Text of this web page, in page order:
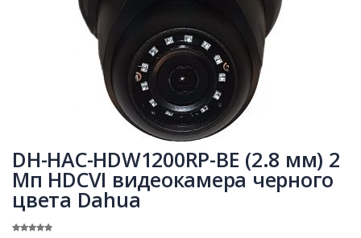
DH-HAC-HDW1200RP-BE (2.8 мм) 2
Мп HDCVI видеокамера черного
цвета Dahua